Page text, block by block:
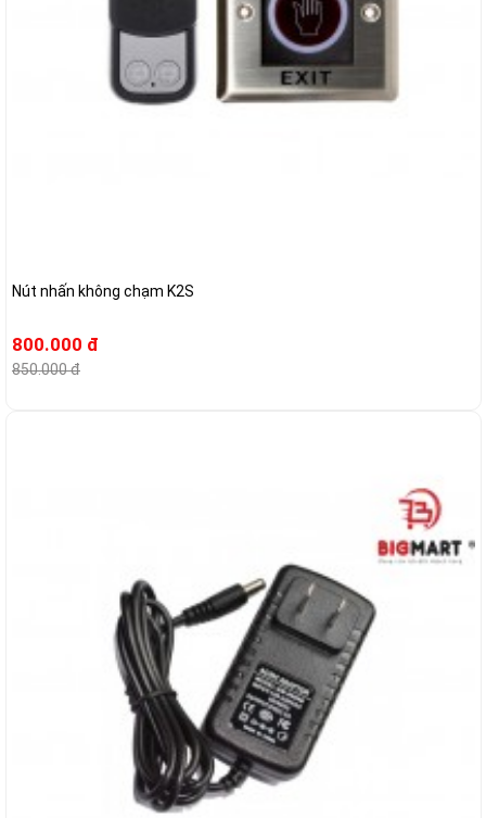
Nút nhấn không chạm K2S
800.000 đ
850.000 đ